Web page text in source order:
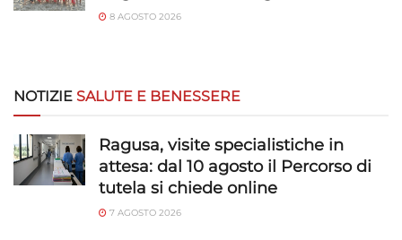
8 AGOSTO 2026
NOTIZIE SALUTE E BENESSERE
Ragusa, visite specialistiche in
attesa: dal 10 agosto il Percorso di
tutela si chiede online
7 AGOSTO 2026